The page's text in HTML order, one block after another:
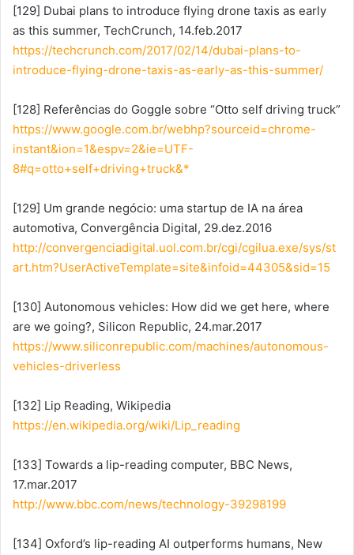
[129] Dubai plans to introduce flying drone taxis as early
as this summer, TechCrunch, 14.feb.2017
https://techcrunch.com/2017/02/14/dubai-plans-to-
introduce-flying-drone-taxis-as-early-as-this-summer/
[128] Referências do Goggle sobre “Otto self driving truck”
https://www.google.com.br/webhp?sourceid=chrome-
instant&ion=1&espv=2&ie=UTF-
8#q=otto+self+driving+truck&*
[129] Um grande negócio: uma startup de IA na área
automotiva, Convergência Digital, 29.dez.2016
http://convergenciadigital.uol.com.br/cgi/cgilua.exe/sys/st
art.htm?UserActiveTemplate=site&infoid=44305&sid=15
[130] Autonomous vehicles: How did we get here, where
are we going?, Silicon Republic, 24.mar.2017
https://www.siliconrepublic.com/machines/autonomous-
vehicles-driverless
[132] Lip Reading, Wikipedia
https://en.wikipedia.org/wiki/Lip_reading
[133] Towards a lip-reading computer, BBC News,
17.mar.2017
http://www.bbc.com/news/technology-39298199
[134] Oxford’s lip-reading AI outperforms humans, New